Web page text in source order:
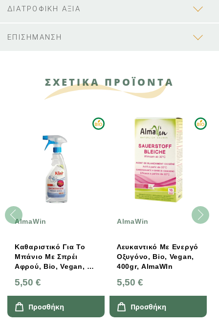
ΔΙΑΤΡΟΦΙΚΗ ΑΞΙΑ
ΕΠΙΣΗΜΑΝΣΗ
ΣΧΕΤΙΚΑ ΠΡΟΪΟΝΤΑ
AlmaWin
Καθαριστικό Για Το
Μπάνιο Με Σπρέι
Αφρού, Bio, Vegan, 1l,
5,50 €
Προσθήκη
AlmaWin
Λευκαντικό Με Ενεργό
Οξυγόνο, Bio, Vegan,
400gr, AlmaWIn
5,50 €
Προσθήκη